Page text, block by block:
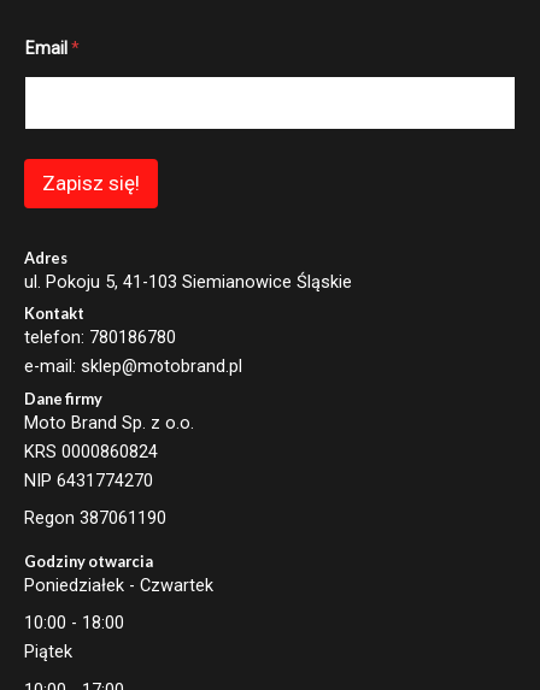
m
E
l
Email *
Zapisz się!
Adres
ul. Pokoju 5, 41-103 Siemianowice Śląskie
Kontakt
telefon: 780186780
e-mail: sklep@motobrand.pl
Dane firmy
Moto Brand Sp. z o.o.
KRS 0000860824
NIP 6431774270
Regon 387061190
Godziny otwarcia
Poniedziałek - Czwartek
10:00 - 18:00
Piątek